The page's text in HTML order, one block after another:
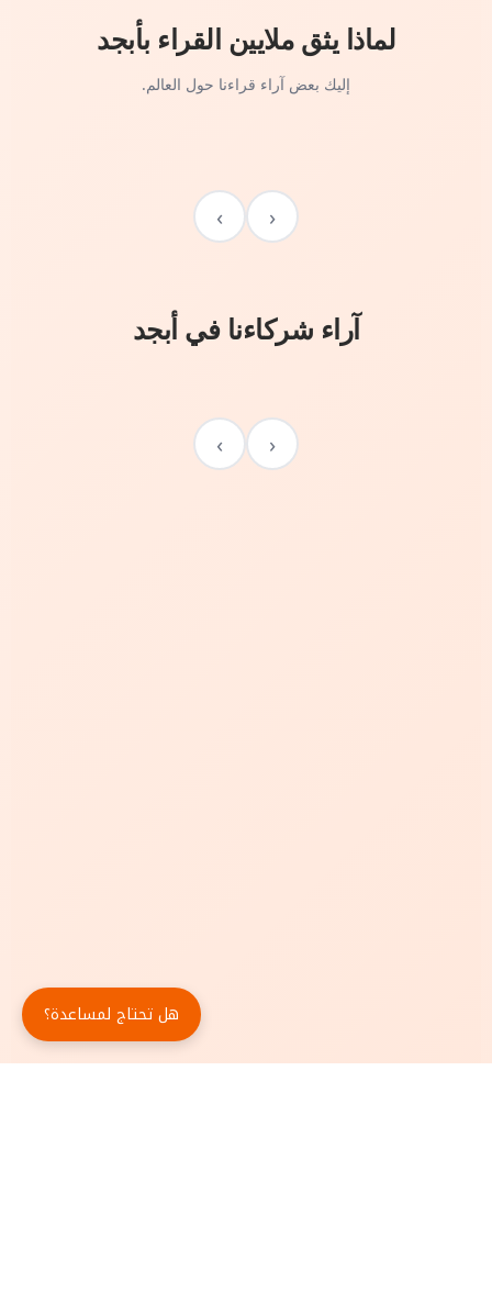
لماذا يثق ملايين القراء بأبجد
إليك بعض آراء قراءنا حول العالم.
‹
›
آراء شركاءنا في أبجد
‹
›
هل تحتاج لمساعدة؟